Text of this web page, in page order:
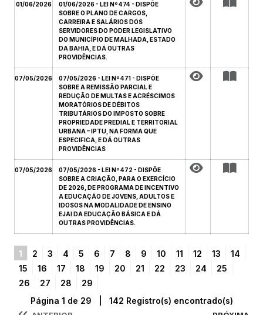
01/06/2026
01/06/2026 - LEI Nº 474 - DISPÕE
SOBRE O PLANO DE CARGOS,
CARREIRA E SALÁRIOS DOS
SERVIDORES DO PODER LEGISLATIVO
DO MUNICÍPIO DE MALHADA, ESTADO
DA BAHIA, E DÁ OUTRAS
PROVIDÊNCIAS.
07/05/2026
07/05/2026 - LEI Nº 471 - DISPÕE
SOBRE A REMISSÃO PARCIAL E
REDUÇÃO DE MULTAS E ACRÉSCIMOS
MORATÓRIOS DE DÉBITOS
TRIBUTÁRIOS DO IMPOSTO SOBRE
PROPRIEDADE PREDIAL E TERRITORIAL
URBANA – IPTU, NA FORMA QUE
ESPECIFICA, E DÁ OUTRAS
PROVIDÊNCIAS
07/05/2026
07/05/2026 - LEI Nº 472 - DISPÕE
SOBRE A CRIAÇÃO, PARA O EXERCÍCIO
DE 2026, DE PROGRAMA DE INCENTIVO
A EDUCAÇÃO DE JOVENS, ADULTOS E
IDOSOS NA MODALIDADE DE ENSINO
EJAI DA EDUCAÇÃO BÁSICA E DÁ
OUTRAS PROVIDÊNCIAS.
1 2 3 4 5 6 7 8 9 10 11 12 13
14
15
16 17 18 19 20 21 22 23 24
25
26
27 28 29
Página 1 de 29 | 142 Registro(s) encontrado(s)